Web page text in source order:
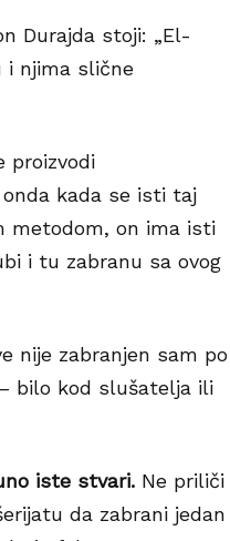
Durajda stoji: „El-
i njima slične
proizvodi
kada se isti taj
metodom, on ima isti
i tu zabranu sa ovog
nije zabranjen sam po
bilo kod slušatelja ili
iste stvari.Ne priliči
da zabrani jedan